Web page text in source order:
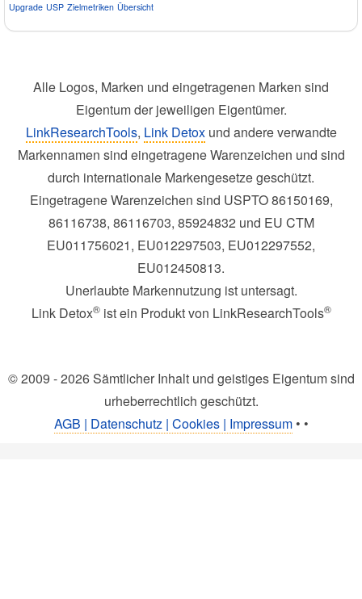
Upgrade USP Zielmetriken Übersicht
Alle Logos, Marken und eingetragenen Marken sind
Eigentum der jeweiligen Eigentümer.
LinkResearchTools, Link Detoxund andere verwandte
Markennamen sind eingetragene Warenzeichen und sind
durch internationale Markengesetze geschützt.
Eingetragene Warenzeichen sind USPTO 86150169,
86116738, 86116703, 85924832 und EU CTM
EU011756021, EU012297503, EU012297552,
EU012450813.
Unerlaubte Markennutzung ist untersagt.
Link Detox®ist ein Produkt von LinkResearchTools®
© 2009 - 2026 Sämtlicher Inhalt und geistiges Eigentum sind
urheberrechtlich geschützt.
AGB | Datenschutz | Cookies | Impressum• •